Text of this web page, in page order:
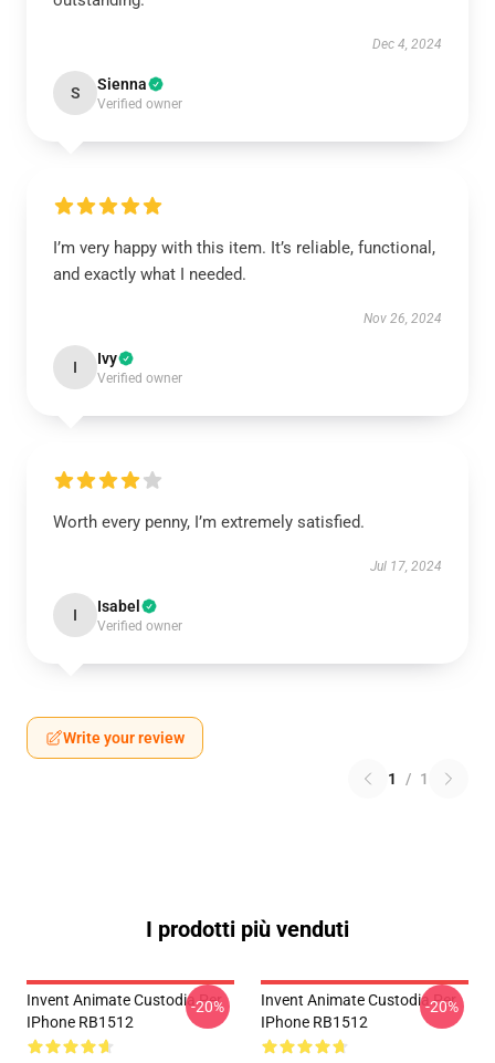
Dec 4, 2024
S Sienna
Verified owner
I’m very happy with this item. It’s reliable, functional,
and exactly what I needed.
Nov 26, 2024
I Ivy
Verified owner
Worth every penny, I’m extremely satisfied.
Jul 17, 2024
I Isabel
Verified owner
Write your review
1 / 1
I prodotti più venduti
Invent Animate Custodia Per
IPhone RB1512
-20%
Invent Animate Custodia Per
IPhone RB1512
-20%